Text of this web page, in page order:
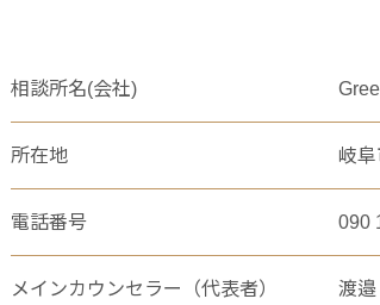
相談所名(会社)
所在地 岐
電話番号 090
メインカウンセラー（代表者） 渡